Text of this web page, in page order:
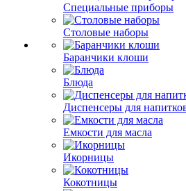
Специальные приборы
Столовые наборы
Баранчики клоши
Блюда
Диспенсеры для
Емкости для масла
Икорницы
Кокотницы